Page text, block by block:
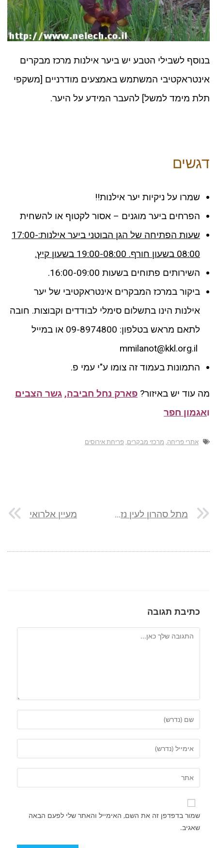
בנוסף לשבילי הטבע יש ביער אילנות מרכז מבקרים
אינטראקטיבי המשתמש באמצעים מודרניים [משקפי
תלת מימד למשל] להעבר המידע על היער.
דגשים
שמרו על ניקיות יער אילנות!!
הפרחים ביער מוגנים – אסור לקטוף או להשחית
שעות הפתיחה של הגן הבוטני ביער אילנות:17:00-
08:00 בשעון חורף. 19:00-08:00 בשעון קיץ.
השירותים פתוחים בשעות 16:00-09:00.
ביקור במרכז המבקרים אינטראקטיבי של יער
אילנות הינו בתשלום סימלי לבודדים וקבוצות. חובה
לתאם מראש בטלפון: 09-8974800 או במייל
התמונות בעמוד זה צומו ע"י עמי פ.
מה עוד יש באיזור? פארק נחל חביבה, גשר הצבים
ואגמון חפר
אתרי פריחה מרכזי מבקרים פריחת אירוסים
מתל סהרון לעין נזם בשביל עמק המעיינות מעיין אלרואי
כתיבת תגובה
שמור בדפדפן זה את השם, האימייל והאתר שלי לפעם הבאה
שאגיב.